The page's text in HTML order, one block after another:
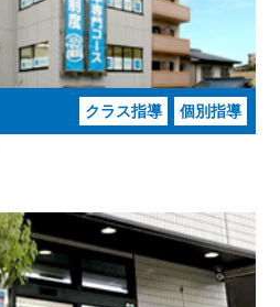
クラス指導 個別指導